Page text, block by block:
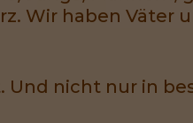
Wir haben Väter
Und nicht nur in